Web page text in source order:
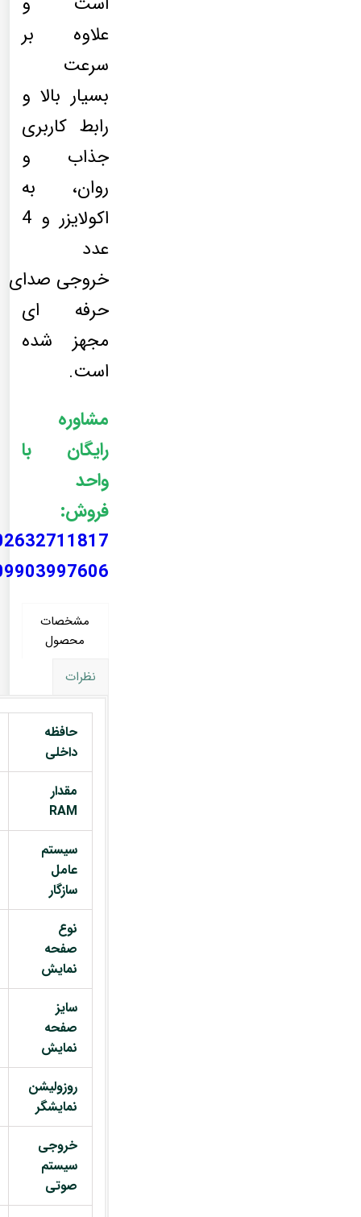
علاوه بر
سرعت
بسیار بالا و
رابط کاربری
جذاب و
روان، به
اکولایزر و 4
عدد
خروجی صدای
حرفه ای
مجهز شده
است.
مشاوره
رایگان با
واحد
فروش:
مشخصات
محصول
نظرات
حافظه
داخلی
مقدار
RAM
سیستم
عامل
سازگار
نوع
صفحه
نمایش
سایز
صفحه
نمایش
روزولیشن
نمایشگر
خروجی
سیستم
صوتی